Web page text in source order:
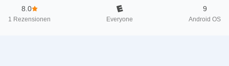
8.0
1 Rezensionen Everyone
9
Android OS